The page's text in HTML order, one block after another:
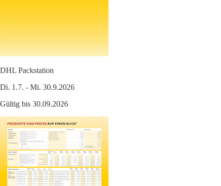
DHL Packstation
Di. 1.7. - Mi. 30.9.2026
Gültig bis 30.09.2026